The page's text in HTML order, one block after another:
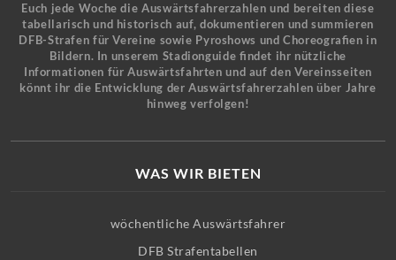
Euch jede Woche die Auswärtsfahrerzahlen und bereiten diese
tabellarisch und historisch auf, dokumentieren und summieren
DFB-Strafen für Vereine sowie Pyroshows und Choreografien in
Bildern. In unserem Stadionguide findet ihr nützliche
Informationen für Auswärtsfahrten und auf den Vereinsseiten
könnt ihr die Entwicklung der Auswärtsfahrerzahlen über Jahre
hinweg verfolgen!
WAS WIR BIETEN
wöchentliche Auswärtsfahrer
DFB Strafentabellen